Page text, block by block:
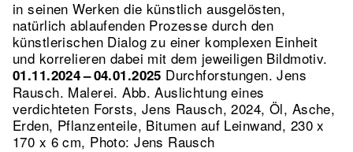
in seinen Werken die künstlich ausgelösten,
natürlich ablaufenden Prozesse durch den
künstlerischen Dialog zu einer komplexen Einheit
und korrelieren dabei mit dem jeweiligen Bildmotiv.
01.11.2024 – 04.01.2025 Durchforstungen. Jens
Rausch. Malerei.Abb. Auslichtung eines
verdichteten Forsts, Jens Rausch, 2024, Öl, Asche,
Erden, Pflanzenteile, Bitumen auf Leinwand, 230 x
170 x 6 cm, Photo: Jens Rausch